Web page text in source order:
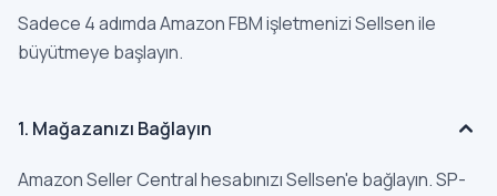
Sadece 4 adımda Amazon FBM işletmenizi Sellsen ile
büyütmeye başlayın.
1. Mağazanızı Bağlayın
Amazon Seller Central hesabınızı Sellsen'e bağlayın. SP-